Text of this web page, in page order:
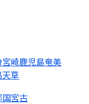
宮崎鹿児島奄美
天草
国宮古